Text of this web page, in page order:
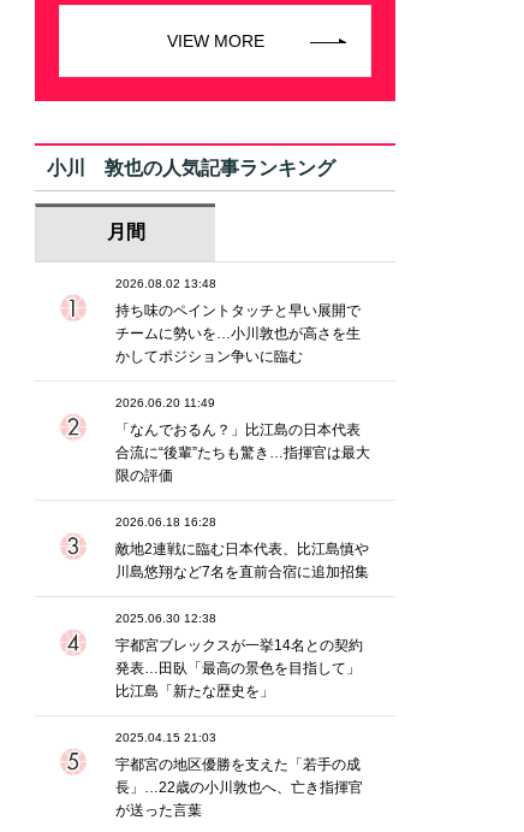
VIEW MORE
小川 敦也の人気記事ランキング
月間
2026.08.02 13:48
持ち味のペイントタッチと早い展開で
チームに勢いを…小川敦也が高さを生
かしてポジション争いに臨む
2026.06.20 11:49
「なんでおるん？」比江島の日本代表
合流に“後輩”たちも驚き…指揮官は最大
限の評価
2026.06.18 16:28
敵地2連戦に臨む日本代表、比江島慎や
川島悠翔など7名を直前合宿に追加招集
2025.06.30 12:38
宇都宮ブレックスが一挙14名との契約
発表…田臥「最高の景色を目指して」
比江島「新たな歴史を」
2025.04.15 21:03
宇都宮の地区優勝を支えた「若手の成
長」…22歳の小川敦也へ、亡き指揮官
が送った言葉